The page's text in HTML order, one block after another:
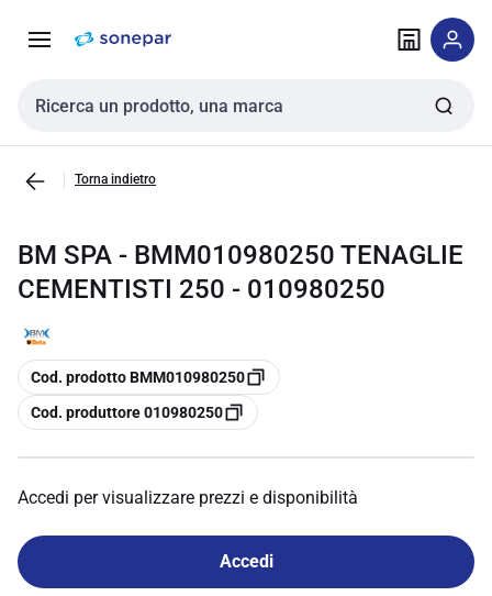
navigazione alla
Cerca input
Torna indietro
BM SPA - BMM010980250 TENAGLIE
CEMENTISTI 250 - 010980250
copia
Cod. prodotto BMM010980250
copia
Cod. produttore 010980250
Accedi per visualizzare prezzi e disponibilità
Accedi